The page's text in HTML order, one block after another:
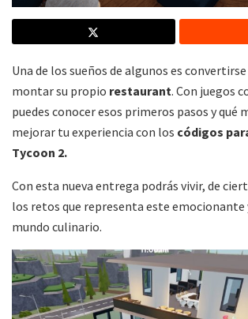
Una de los sueños de algunos es
montar su propio restaurant. Con juegos
puedes conocer esos primeros pasos y qué
mejorar tu experiencia con los códigos
Tycoon 2.
Con esta nueva entrega podrás vivir, de
los retos que representa este
mundo culinario.